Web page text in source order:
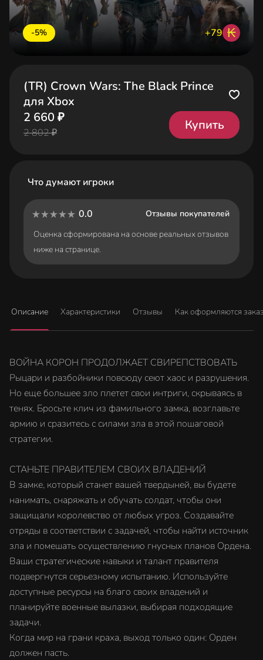
-5% +79 ₭
(TR) Crown Wars: The Black Prince
для Xbox
2 660 ₽
2 802 ₽
Купить
Что думают игроки
0.0
Отзывы покупателей
Оценка сформирована на основе реальных отзывов
ниже на странице.
Описание Характеристики Отзывы Как оформляются
ВОЙНА КОРОН ПРОДОЛЖАЕТ СВИРЕПСТВОВАТЬ
Рыцари и разбойники повсюду сеют хаос и разрушения.
Но еще большее зло плетет свои интриги, скрываясь в
тенях. Бросьте клич из фамильного замка, возглавьте
армию и сразитесь с силами зла в этой пошаговой
стратегии.
СТАНЬТЕ ПРАВИТЕЛЕМ СВОИХ ВЛАДЕНИЙ
В замке, который станет вашей твердыней, вы будете
нанимать, снаряжать и обучать солдат, чтобы они
защищали королевство от любых угроз. Создавайте
отряды в соответствии с задачей, чтобы найти источник
зла и помешать осуществлению гнусных планов Ордена.
Ваши стратегические навыки и талант правителя
подвергнутся серьезному испытанию. Используйте
доступные ресурсы на благо своих владений и
планируйте военные вылазки, выбирая подходящие
задачи.
Когда мир на грани краха, выход только один: Орден
должен пасть.